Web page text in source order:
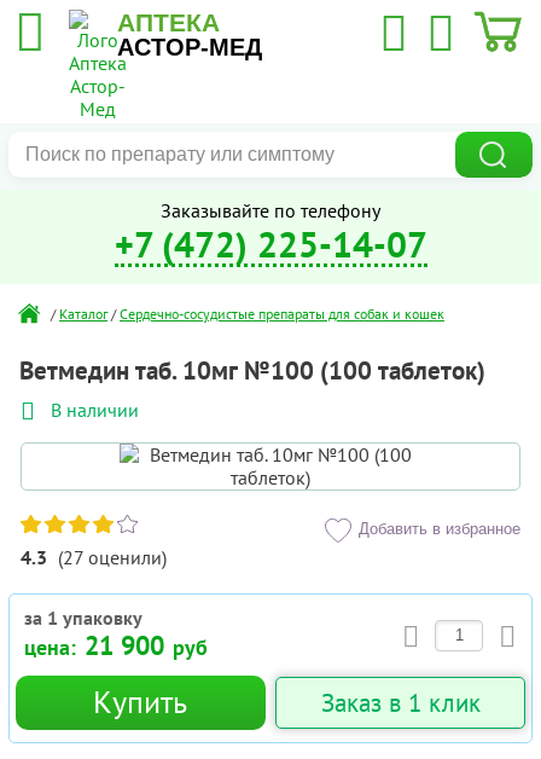
АПТЕКА
АСТОР-МЕД
Заказывайте по телефону
+7 (472) 225-14-07
/ Каталог /Сердечно-сосудистые препараты для собак и кошек
Ветмедин таб. 10мг №100 (100 таблеток)
В наличии
4.3 (27 оценили)
Добавить в избранное
за 1 упаковку
цена: 21 900 руб
Купить Заказ в 1 клик